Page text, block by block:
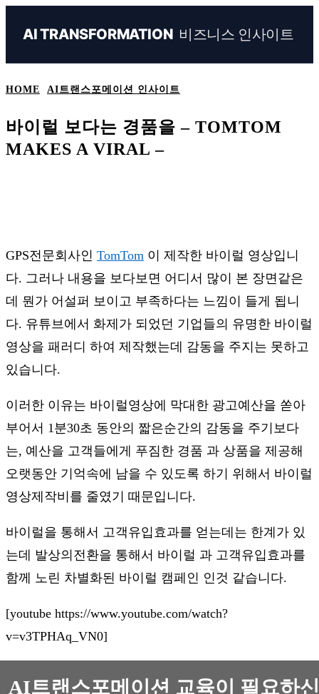
AI TRANSFORMATION 비즈니스 인사이트
HOME AI트랜스포메이션 인사이트
바이럴 보다는 경품을 – TOMTOM
MAKES A VIRAL –
GPS전문회사인 TomTom 이 제작한 바이럴 영상입니
다. 그러나 내용을 보다보면 어디서 많이 본 장면같은
데 뭔가 어설퍼 보이고 부족하다는 느낌이 들게 됩니
다. 유튜브에서 화제가 되었던 기업들의 유명한 바이럴
영상을 패러디 하여 제작했는데 감동을 주지는 못하고
있습니다.
이러한 이유는 바이럴영상에 막대한 광고예산을 쏟아
부어서 1분30초 동안의 짧은순간의 감동을 주기보다
는, 예산을 고객들에게 푸짐한 경품 과 상품을 제공해
오랫동안 기억속에 남을 수 있도록 하기 위해서 바이럴
영상제작비를 줄였기 때문입니다.
바이럴을 통해서 고객유입효과를 얻는데는 한계가 있
는데 발상의전환을 통해서 바이럴 과 고객유입효과를
함께 노린 차별화된 바이럴 캠페인 인것 같습니다.
[youtube https://www.youtube.com/watch?
v=v3TPHAq_VN0]
AI트랜스포메이션 교육이 필요하